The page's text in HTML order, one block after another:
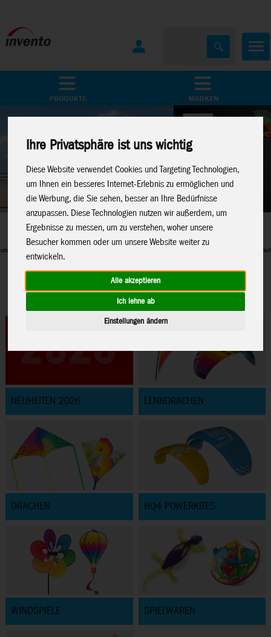
Ihre Privatsphäre ist uns wichtig
Diese Website verwendet Cookies und Targeting Technologien,
um Ihnen ein besseres Internet-Erlebnis zu ermöglichen und
die Werbung, die Sie sehen, besser an Ihre Bedürfnisse
anzupassen. Diese Technologien nutzen wir außerdem, um
Ergebnisse zu messen, um zu verstehen, woher unsere
Besucher kommen oder um unsere Website weiter zu
entwickeln.
Alle akzeptieren
Ich lehne ab
Einstellungen ändern
Metal Earth
Perfekte 3D-Metalmodelle für Modellbau-Fans
NEUHEITEN 2026 LENKDRACHEN
DRACHEN HQ4 POWERKITES
WINDSPIELE SPIELWAREN